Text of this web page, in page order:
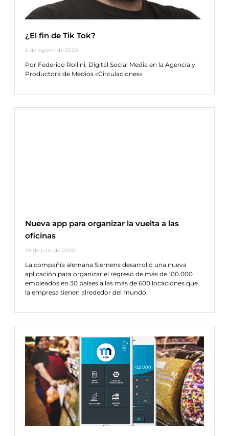
¿El fin de Tik Tok?
6 de agosto de 2020
Por Federico Rollini, Digital Social Media en la Agencia y
Productora de Medios «Circulaciones»
Nueva app para organizar la vuelta a las
oficinas
29 de julio de 2020
La compañía alemana Siemens desarrolló una nueva
aplicación para organizar el regreso de más de 100.000
empleados en 30 países a las más de 600 locaciones que
la empresa tienen alrededor del mundo.